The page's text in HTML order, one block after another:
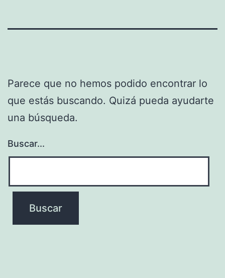
Parece que no hemos podido encontrar lo
que estás buscando. Quizá pueda ayudarte
una búsqueda.
Buscar...